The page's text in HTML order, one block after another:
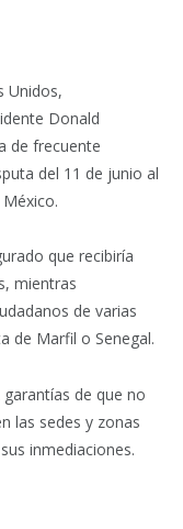
Unidos,
Donald
de frecuente
del 11 de junio al
que recibiría
mientras
de varias
de Marfil o Senegal.
de que no
las sedes y zonas
inmediaciones.